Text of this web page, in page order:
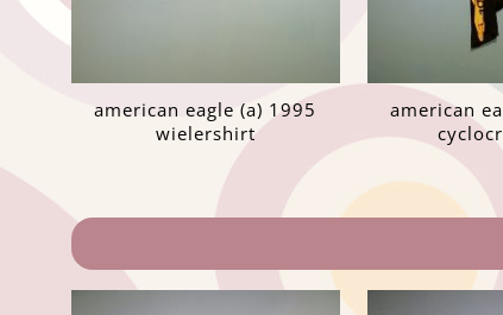
american eagle (a) 1995
wielershirt
american